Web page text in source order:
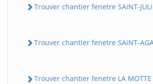
Trouver chantier fenetre SAiNT-
Trouver chantier fenetre SAiNT-
Trouver chantier fenetre LA MOTTE